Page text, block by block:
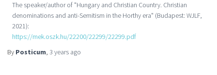
The speaker/author of "Hungary and Christian Country. Christian
denominations and anti-Semitism in the Horthy era" (Budapest: WJLF,
2021):
https://mek.oszk.hu/22200/22299/22299.pdf
By Posticum, 3 years ago